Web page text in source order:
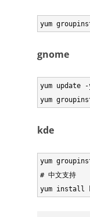
yum
gnome
yum update -
kde
yum
# 中文支持